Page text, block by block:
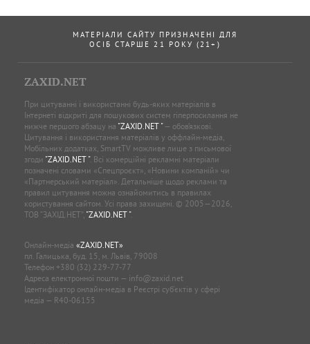
МАТЕРІАЛИ САЙТУ ПРИЗНАЧЕНІ ДЛЯ
ОСІБ СТАРШЕ 21 РОКУ (21+)
ZAXID.NET
При цитуванні і використанні будь-яких матеріалів в
Інтернеті відкриті для пошукових систем гіперпосилання не
нижче першого абзацу на "ZAXID.NET "— обов’язкові.
Цитування і використання матеріалів у оффлайн-медіа,
Мобільних додатках, SmartTV можливе лише з письмової
згоди "ZAXID.NET ". Всі комерційні рекламні матеріали
позначені словами «Спецпроєкт», «Новини компаній» чи
«Партнерський матеріал». Детальніше щодо реклами та
правил цитування можна ознайомитись в правилах
користування сайтом. Усі права захищені. © 2005—2026,
ТОВ “ЗАХІД.НЕТ”, "ZAXID.NET ".
Онлайн-медіа «ZAXID.NET»
пл. Галицька, буд. 15, м. Львів, 79008
Телефон +380 (32) 229-77-77
Адреса електронної пошти — info@zaxid.net
Ідентифікатор онлайн-медіа в Реєстрі суб'єктів у сфері
медіа — R40-06155